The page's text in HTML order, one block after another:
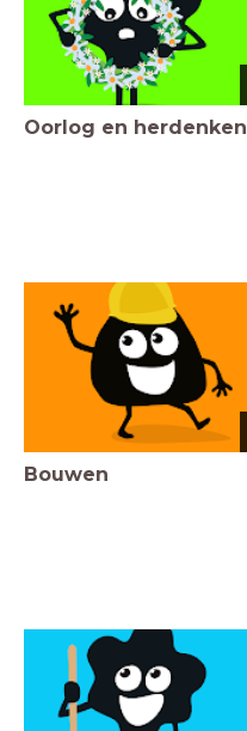
Oorlog en herdenken
Bouwen